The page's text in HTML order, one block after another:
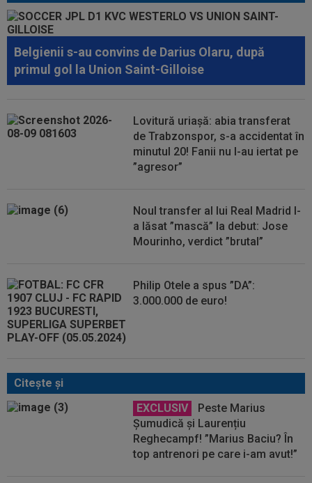
Belgienii s-au convins de Darius Olaru, după
primul gol la Union Saint-Gilloise
Lovitură uriașă: abia transferat
de Trabzonspor, s-a accidentat în
minutul 20! Fanii nu l-au iertat pe
”agresor”
Noul transfer al lui Real Madrid l-
a lăsat ”mască” la debut: Jose
Mourinho, verdict ”brutal”
Philip Otele a spus ”DA”:
3.000.000 de euro!
Citeşte şi
EXCLUSIV
Peste Marius
Șumudică și Laurențiu
Reghecampf! ”Marius Baciu? În
top antrenori pe care i-am avut!”